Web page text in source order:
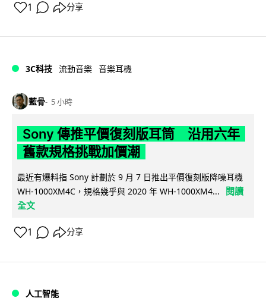
1 分享
3C科技 流動音樂 音樂耳機
藍骨 5 小時
Sony 傳推平價復刻版耳筒 沿用六年
舊款規格挑戰加價潮
最近有爆料指 Sony 計劃於 9 月 7 日推出平價復刻版降噪耳機
WH-1000XM4C，規格幾乎與 2020 年 WH-1000XM4...
閱讀
全文
1 分享
人工智能